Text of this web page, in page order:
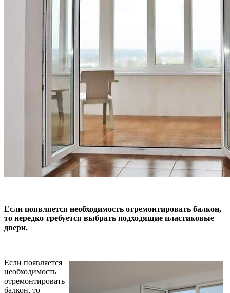
Если появляется необходимость отремонтировать балкон,
то нередко требуется выбрать подходящие пластиковые
двери.
Если появляется
необходимость
отремонтировать
балкон, то